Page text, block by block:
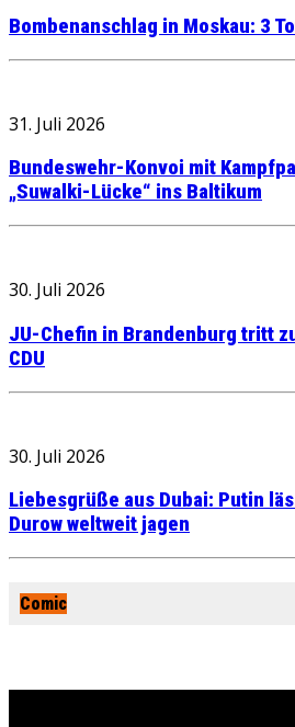
Bombenanschlag in Moskau: 3
31. Juli 2026
Bundeswehr-Konvoi mit
„Suwalki-Lücke“ ins Baltikum
30. Juli 2026
JU-Chefin in Brandenburg tritt
CDU
30. Juli 2026
Liebesgrüße aus Dubai: Putin
Durow weltweit jagen
Comic